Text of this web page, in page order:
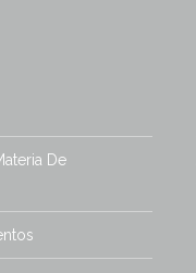
De